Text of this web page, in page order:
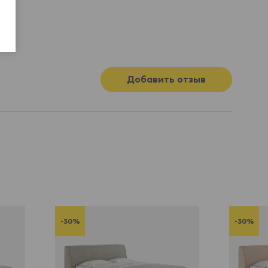
Добавить отзыв
-30% -30%